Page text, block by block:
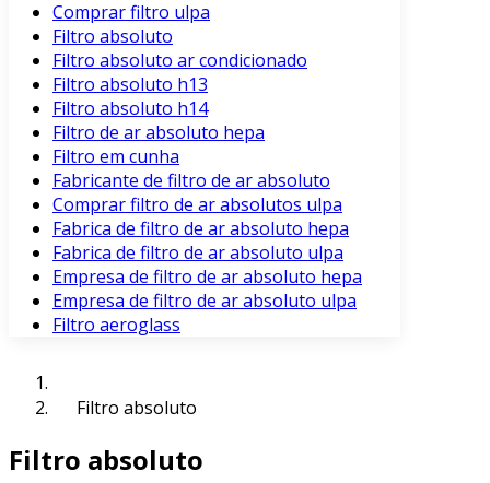
Comprar filtro ulpa
Filtro absoluto
Filtro absoluto ar condicionado
Filtro absoluto h13
Filtro absoluto h14
Filtro de ar absoluto hepa
Filtro em cunha
Fabricante de filtro de ar absoluto
Comprar filtro de ar absolutos ulpa
Fabrica de filtro de ar absoluto hepa
Fabrica de filtro de ar absoluto ulpa
Empresa de filtro de ar absoluto hepa
Empresa de filtro de ar absoluto ulpa
Filtro aeroglass
Filtro absoluto
Filtro absoluto